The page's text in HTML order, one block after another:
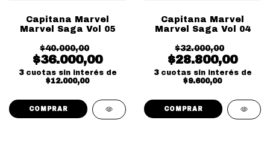
Capitana Marvel
Marvel Saga Vol 05
$40.000,00
$36.000,00
3 cuotas sin interés de
$12.000,00
Capitana Marvel
Marvel Saga Vol 04
$32.000,00
$28.800,00
3 cuotas sin interés de
$9.600,00